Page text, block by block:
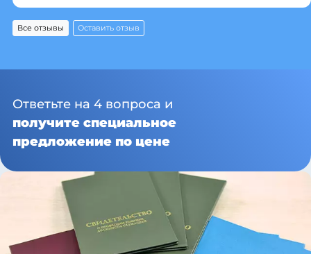
Все отзывы Оставить отзыв
Ответьте на 4 вопроса и
получите специальное
предложение по цене